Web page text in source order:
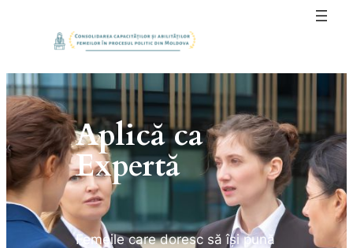
Aplică ca
Expertă
Femeile care doresc să își pună